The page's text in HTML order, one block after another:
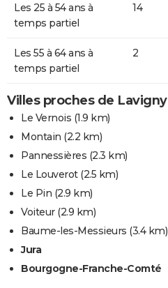
Les 25 à 54 ans à
temps partiel
14
Les 55 à 64 ans à
temps partiel
2
Villes proches de Lavigny
Le Vernois (1.9 km)
Montain (2.2 km)
Pannessières (2.3 km)
Le Louverot(2.5 km)
Le Pin (2.9 km)
Voiteur(2.9 km)
Baume-les-Messieurs (3.4 km)
Jura
Bourgogne-Franche-Comté